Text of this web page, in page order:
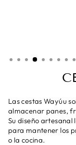
Las cestas Wayúu
almacenar panes,
Su diseño artesanal
para mantener los
o la cocina.